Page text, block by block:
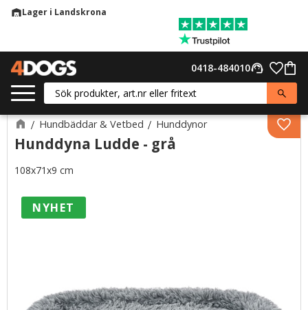
warehouseLager i Landskrona
support_agent
0418-484010
Hundbäddar & Vetbed Hunddynor
Hunddyna Ludde - grå
108x71x9 cm
NYHET